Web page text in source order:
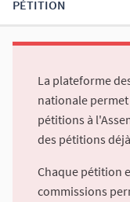
PÉTITION
La plateforme
nationale
pétitions à
des pétitions
Chaque pétition
commissions